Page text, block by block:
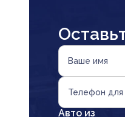
Ваше имя
Телефон для
Авто из